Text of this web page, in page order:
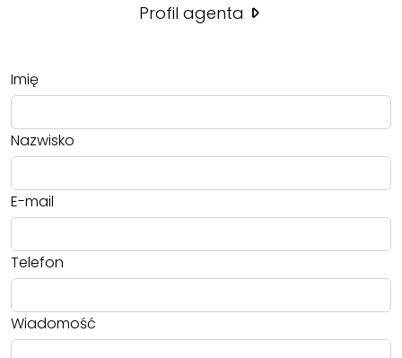
Profil agenta
Imię
Nazwisko
E-mail
Telefon
Wiadomość